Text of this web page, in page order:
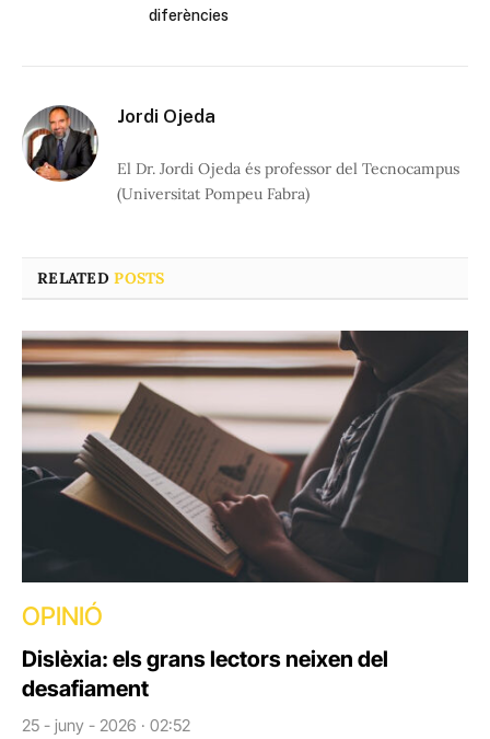
diferències
Jordi Ojeda
El Dr. Jordi Ojeda és professor del Tecnocampus
(Universitat Pompeu Fabra)
RELATEDPOSTS
OPINIÓ
Dislèxia: els grans lectors neixen del
desafiament
25 - juny - 2026 · 02:52